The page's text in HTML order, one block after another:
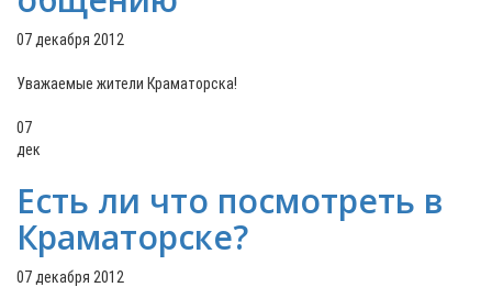
07 декабря 2012
Уважаемые жители Краматорска!
07
дек
Есть ли что посмотреть в
Краматорске?
07 декабря 2012